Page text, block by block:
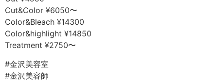
Cut&Color ¥6050〜
Color&Bleach ¥14300
Color&highlight ¥14850
Treatment ¥2750〜
#金沢美容室
#金沢美容師